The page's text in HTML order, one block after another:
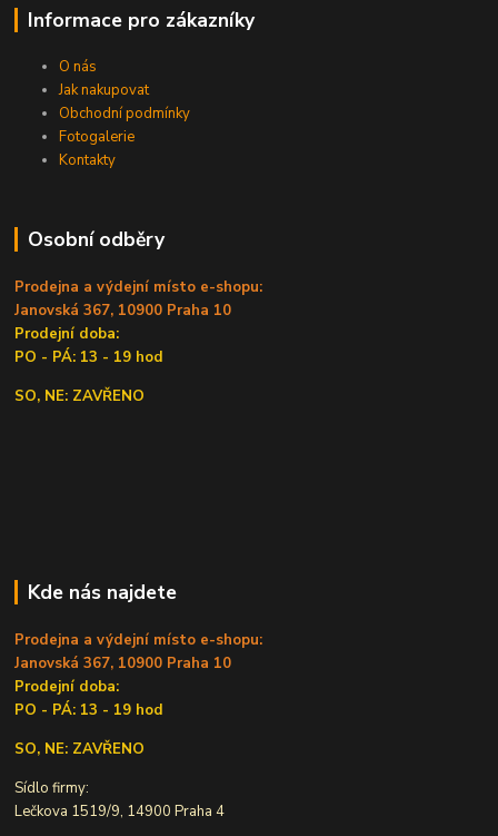
Informace pro zákazníky
O nás
Jak nakupovat
Obchodní podmínky
Fotogalerie
Kontakty
Osobní odběry
Prodejna a výdejní místo e-shopu:
Janovská 367, 10900 Praha 10
Prodejní doba:
PO - PÁ: 13 - 19 hod
SO, NE: ZAVŘENO
Kde nás najdete
Prodejna a výdejní místo e-shopu:
Janovská 367, 10900 Praha 10
Prodejní doba:
PO - PÁ: 13 - 19 hod
SO, NE: ZAVŘENO
Sídlo firmy:
Lečkova 1519/9, 14900 Praha 4